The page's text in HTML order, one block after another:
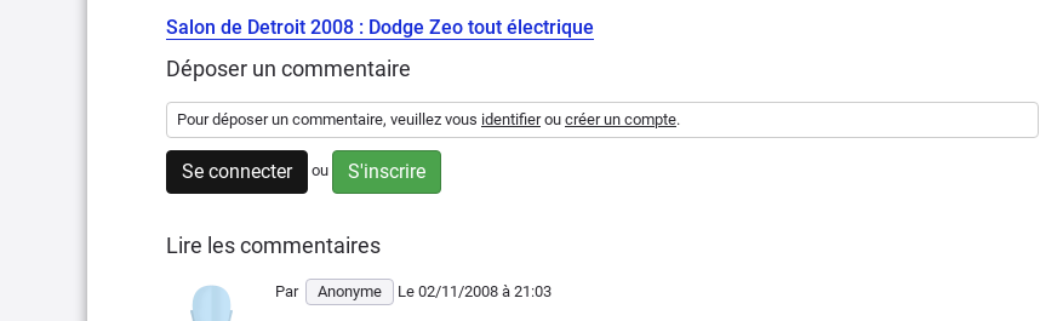
Salon de Detroit 2008 : Dodge Zeo tout électrique
Déposer un commentaire
Pour déposer un commentaire, veuillez vous identifierou créer un compte.
Se connecter ou S'inscrire
Lire les commentaires
Par Anonyme Le 02/11/2008 à 21:03